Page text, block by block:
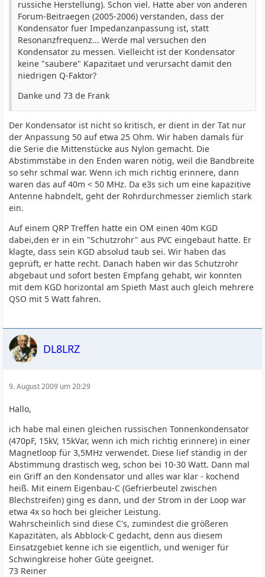
russiche Herstellung). Schon viel. Hatte aber von anderen
Forum-Beitraegen (2005-2006) verstanden, dass der
Kondensator fuer Impedanzanpassung ist, statt
Resonanzfrequenz... Werde mal versuchen den
Kondensator zu messen. Vielleicht ist der Kondensator
keine "saubere" Kapazitaet und verursacht damit den
niedrigen Q-Faktor?
Danke und 73 de Frank
Der Kondensator ist nicht so kritisch, er dient in der Tat nur
der Anpassung 50 auf etwa 25 Ohm. Wir haben damals für
die Serie die Mittenstücke aus Nylon gemacht. Die
Abstimmstäbe in den Enden waren nötig, weil die Bandbreite
so sehr schmal war. Wenn ich mich richtig erinnere, dann
waren das auf 40m < 50 MHz. Da e3s sich um eine kapazitive
Antenne habndelt, geht der Rohrdurchmesser ziemlich stark
ein.
Auf einem QRP Treffen hatte ein OM einen 40m KGD
dabei,den er in ein "Schutzrohr" aus PVC eingebaut hatte. Er
klagte, dass sein KGD absolud taub sei. Wir haben das
geprüft, er hatte recht. Danach haben wir das Schutzrohr
abgebaut und sofort besten Empfang gehabt, wir konnten
mit dem KGD horizontal am Spieth Mast auch gleich mehrere
QSO mit 5 Watt fahren.
DL8LRZ
9. August 2009 um 20:29
Hallo,
ich habe mal einen gleichen russischen Tonnenkondensator
(470pF, 15kV, 15kVar, wenn ich mich richtig erinnere) in einer
Magnetloop für 3,5MHz verwendet. Diese lief ständig in der
Abstimmung drastisch weg, schon bei 10-30 Watt. Dann mal
ein Griff an den Kondensator und alles war klar - kochend
heiß. Mit einem Eigenbau-C (Gefrierbeutel zwischen
Blechstreifen) ging es dann, und der Strom in der Loop war
etwa 4x so hoch bei gleicher Leistung.
Wahrscheinlich sind diese C's, zumindest die größeren
Kapazitäten, als Abblock-C gedacht, denn aus diesem
Einsatzgebiet kenne ich sie eigentlich, und weniger für
Schwingkreise hoher Güte geeignet.
73 Reiner